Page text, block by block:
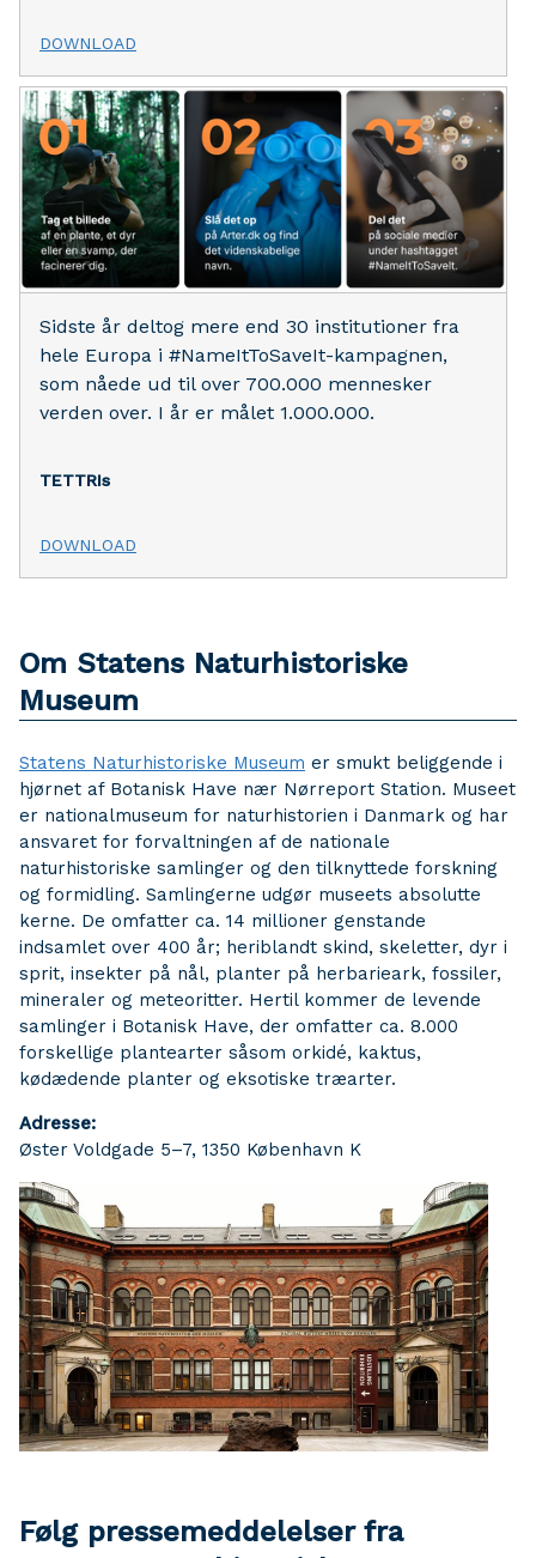
DOWNLOAD
Sidste år deltog mere end 30 institutioner fra
hele Europa i #NameItToSaveIt-kampagnen,
som nåede ud til over 700.000 mennesker
verden over. I år er målet 1.000.000.
TETTRIs
DOWNLOAD
Om Statens Naturhistoriske
Museum
Statens Naturhistoriske Museum er smukt beliggende i
hjørnet af Botanisk Have nær Nørreport Station. Museet
er nationalmuseum for naturhistorien i Danmark og har
ansvaret for forvaltningen af de nationale
naturhistoriske samlinger og den tilknyttede forskning
og formidling. Samlingerne udgør museets absolutte
kerne. De omfatter ca. 14 millioner genstande
indsamlet over 400 år; heriblandt skind, skeletter, dyr i
sprit, insekter på nål, planter på herbarieark, fossiler,
mineraler og meteoritter. Hertil kommer de levende
samlinger i Botanisk Have, der omfatter ca. 8.000
forskellige plantearter såsom orkidé, kaktus,
kødædende planter og eksotiske træarter.
Adresse:
Øster Voldgade 5–7, 1350 København K
Følg pressemeddelelser fra